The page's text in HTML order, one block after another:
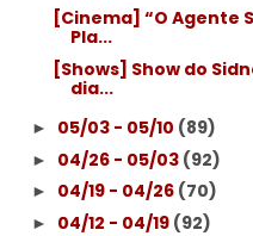
[Cinema] “O Agente
Pla...
[Shows] Show do
dia...
► 05/03 - 05/10 (89)
► 04/26 - 05/03 (92)
► 04/19 - 04/26 (70)
► 04/12 - 04/19 (92)